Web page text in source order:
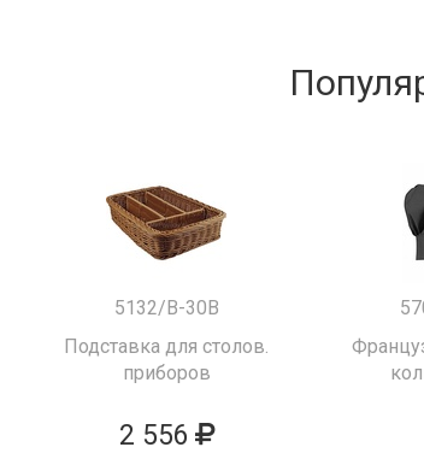
5132/B-30B
Подставка для столов.
приборов
2 556